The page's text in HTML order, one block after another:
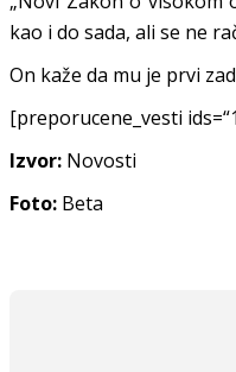
kao i do sada, ali se ne
On kaže da mu je prvi
[preporucene_vesti
Izvor: Novosti
Foto: Beta